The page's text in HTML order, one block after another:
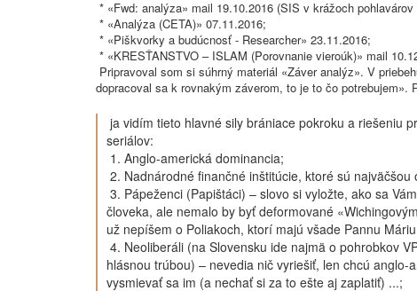
* «Fwd: analýza» mail 19.10.2016 (SIS v krážoch
* «Analýza (CETA)» 07.11.2016;
* «Piškvorky a budúcnosť - Researcher» 23.11.2016;
* «KRESŤANSTVO – ISLAM (Porovnanie vieroúk)» mail
Pripravoval som si súhrný materiál «Záver analýz». V
dopracoval sa k rovnakým záverom, to je to čo
ja vidím tieto hlavné sily brániace pokroku a riešeniu
seriálov:
1. Anglo-americká dominancia;
2. Nadnárodné finančné inštitúcie, ktoré sú
3. Pápeženci (Papištáci) – slovo si vyložte, ako sa
človeka, ale nemalo by byť deformované
už nepíšem o Poliakoch, ktorí majú všade Pannu
4. Neoliberáli (na Slovensku ide najmä o pohrobkov
hlásnou trúbou) – nevedia nič vyriešiť, len chcú
vysmievať sa im (a nechať si za to ešte aj zaplatiť) ...;